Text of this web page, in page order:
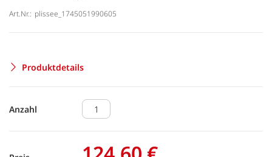
Art.Nr.: plissee_1745051990605
Produktdetails
Anzahl